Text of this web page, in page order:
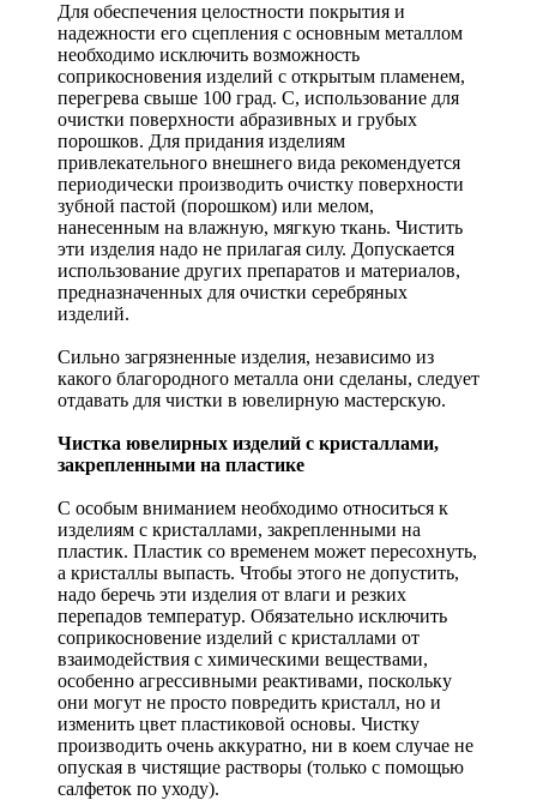
Для обеспечения целостности покрытия и
надежности его сцепления с основным металлом
необходимо исключить возможность
соприкосновения изделий с открытым пламенем,
перегрева свыше 100 град. С, использование для
очистки поверхности абразивных и грубых
порошков. Для придания изделиям
привлекательного внешнего вида рекомендуется
периодически производить очистку поверхности
зубной пастой (порошком) или мелом,
нанесенным на влажную, мягкую ткань. Чистить
эти изделия надо не прилагая силу. Допускается
использование других препаратов и материалов,
предназначенных для очистки серебряных
изделий.
Сильно загрязненные изделия, независимо из
какого благородного металла они сделаны, следует
отдавать для чистки в ювелирную мастерскую.
Чистка ювелирных изделий с кристаллами,
закрепленными на пластике
С особым вниманием необходимо относиться к
изделиям с кристаллами, закрепленными на
пластик. Пластик со временем может пересохнуть,
а кристаллы выпасть. Чтобы этого не допустить,
надо беречь эти изделия от влаги и резких
перепадов температур. Обязательно исключить
соприкосновение изделий с кристаллами от
взаимодействия с химическими веществами,
особенно агрессивными реактивами, поскольку
они могут не просто повредить кристалл, но и
изменить цвет пластиковой основы. Чистку
производить очень аккуратно, ни в коем случае не
опуская в чистящие растворы (только с помощью
салфеток по уходу).